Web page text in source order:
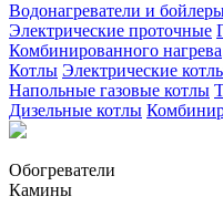
Водонагреватели и
Электрические проточные
Комбинированного нагрева
Котлы Электрические
Напольные газовые котлы
Дизельные котлы
Обогреватели
Камины